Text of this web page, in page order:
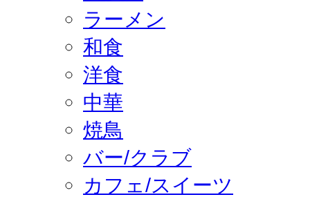
ラーメン
和食
洋食
中華
焼鳥
バー/クラブ
カフェ/スイーツ